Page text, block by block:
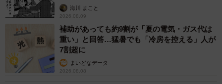
海川 まこと
2026.08.09
補助があっても約9割が「夏の電気・ガス代は
重い」と回答…猛暑でも「冷房を控える」人が
7割超に
まいどなデータ
2026.08.08